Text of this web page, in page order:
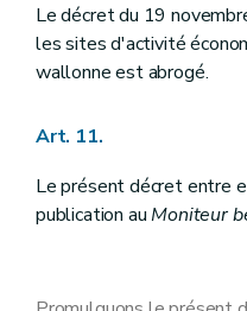
Le décret du 19
les sites d'activité
wallonne est abrogé.
Art. 11.
Le présent décret entre
publication auMoniteur